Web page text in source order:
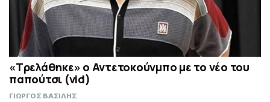
«Τρελάθηκε» ο Αντετοκούνμπο με το νέο του
παπούτσι (vid)
ΓΙΩΡΓΟΣ ΒΑΣΙΛΗΣ